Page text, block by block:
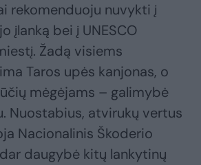
rekomenduoju nuvykti į
įlanką bei į UNESCO
Žadą visiems
Taros upės kanjonas, o
mėgėjams – galimybė
Nuostabius, atvirukų vertus
Nacionalinis Škoderio
daugybė kitų lankytinų